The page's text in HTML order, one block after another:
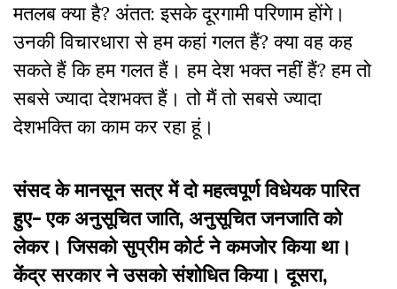
मतलब क्या है? अंतत: इसके दूरगामी परिणाम होंगे।
उनकी विचारधारा से हम कहां गलत हैं? क्या वह कह
सकते हैं कि हम गलत हैं। हम देश भक्त नहीं हैं? हम तो
सबसे ज्यादा देशभक्त हैं। तो मैं तो सबसे ज्यादा
देशभक्ति का काम कर रहा हूं।
संसद के मानसून सत्र में दो महत्वपूर्ण विधेयक पारित
हुए- एक अनुसूचित जाति, अनुसूचित जनजाति को
लेकर। जिसको सुप्रीम कोर्ट ने कमजोर किया था।
केंद्र सरकार ने उसको संशोधित किया। दूसरा,